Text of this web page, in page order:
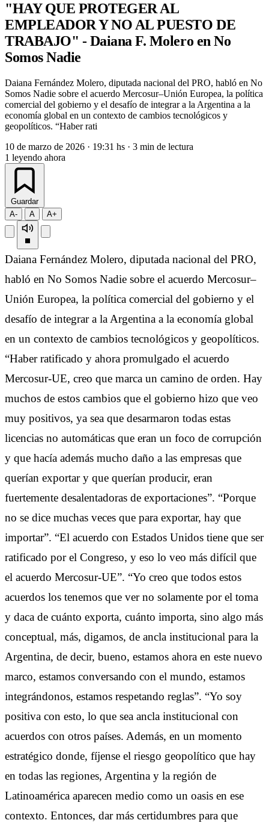
"HAY QUE PROTEGER AL
EMPLEADOR Y NO AL PUESTO DE
TRABAJO" - Daiana F. Molero en No
Somos Nadie
Daiana Fernández Molero, diputada nacional del PRO, habló en No
Somos Nadie sobre el acuerdo Mercosur–Unión Europea, la política
comercial del gobierno y el desafío de integrar a la Argentina a la
economía global en un contexto de cambios tecnológicos y
geopolíticos. “Haber rati
10 de marzo de 2026 · 19:31 hs · 3 min de lectura
1 leyendo ahora
Guardar
A-
A A+
Daiana Fernández Molero, diputada nacional del PRO,
habló en No Somos Nadie sobre el acuerdo Mercosur–
Unión Europea, la política comercial del gobierno y el
desafío de integrar a la Argentina a la economía global
en un contexto de cambios tecnológicos y geopolíticos.
“Haber ratificado y ahora promulgado el acuerdo
Mercosur-UE, creo que marca un camino de orden. Hay
muchos de estos cambios que el gobierno hizo que veo
muy positivos, ya sea que desarmaron todas estas
licencias no automáticas que eran un foco de corrupción
y que hacía además mucho daño a las empresas que
querían exportar y que querían producir, eran
fuertemente desalentadoras de exportaciones”. “Porque
no se dice muchas veces que para exportar, hay que
importar”. “El acuerdo con Estados Unidos tiene que ser
ratificado por el Congreso, y eso lo veo más difícil que
el acuerdo Mercosur-UE”. “Yo creo que todos estos
acuerdos los tenemos que ver no solamente por el toma
y daca de cuánto exporta, cuánto importa, sino algo más
conceptual, más, digamos, de ancla institucional para la
Argentina, de decir, bueno, estamos ahora en este nuevo
marco, estamos conversando con el mundo, estamos
integrándonos, estamos respetando reglas”. “Yo soy
positiva con esto, lo que sea ancla institucional con
acuerdos con otros países. Además, en un momento
estratégico donde, fíjense el riesgo geopolítico que hay
en todas las regiones, Argentina y la región de
Latinoamérica aparecen medio como un oasis en ese
contexto. Entonces, dar más certidumbres para que